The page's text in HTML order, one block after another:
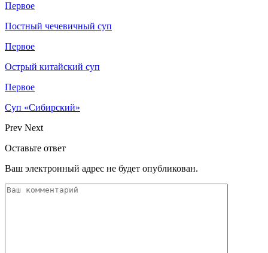
Первое
Постный чечевичный суп
Первое
Острый китайский суп
Первое
Суп «Сибирский»
Prev Next
Оставьте ответ
Ваш электронный адрес не будет опубликован.